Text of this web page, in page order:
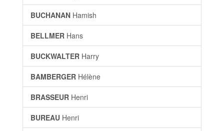
BUCHANAN Hamish
BELLMER Hans
BUCKWALTER Harry
BAMBERGER Hélène
BRASSEUR Henri
BUREAU Henri